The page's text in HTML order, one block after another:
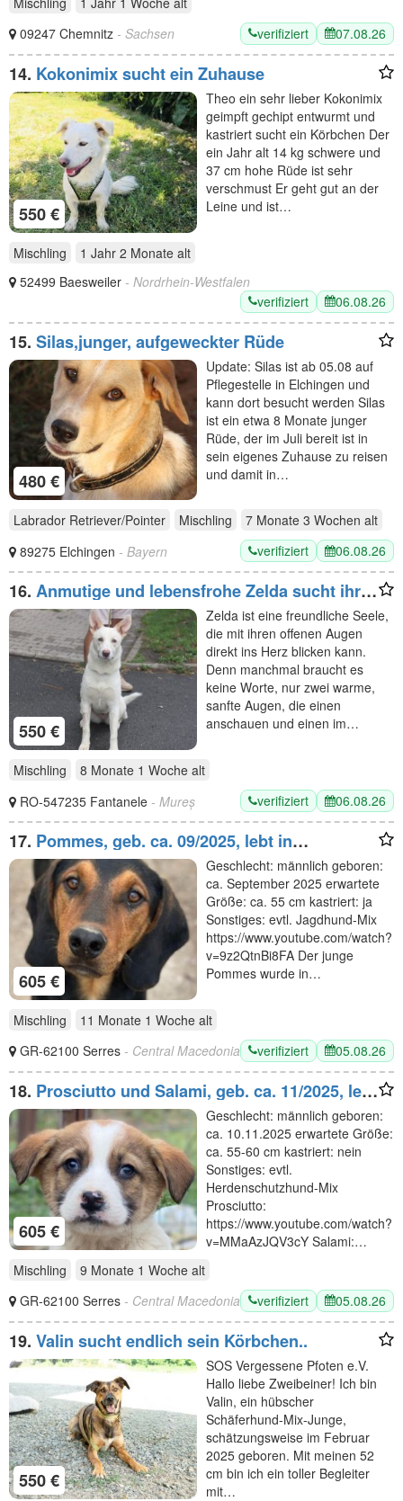
09247 Chemnitz - Sachsen verifiziert 07.08.26
14. Kokonimix sucht ein Zuhause
550 €
Theo ein sehr lieber Kokonimix
geimpft gechipt entwurmt und
kastriert sucht ein Körbchen Der
ein Jahr alt 14 kg schwere und
37 cm hohe Rüde ist sehr
verschmust Er geht gut an der
Leine und ist…
Mischling 1 Jahr 2 Monate alt
52499 Baesweiler - Nordrhein-Westfalen
verifiziert
06.08.26
15. Silas,junger, aufgeweckter Rüde
480 €
Update: Silas ist ab 05.08 auf
Pflegestelle in Elchingen und
kann dort besucht werden Silas
ist ein etwa 8 Monate junger
Rüde, der im Juli bereit ist in
sein eigenes Zuhause zu reisen
und damit in…
Labrador Retriever/Pointer Mischling 7 Monate 3 Wochen alt
89275 Elchingen - Bayern verifiziert 06.08.26
16. Anmutige und lebensfrohe Zelda sucht ihre
Menschen
550 €
Zelda ist eine freundliche Seele,
die mit ihren offenen Augen
direkt ins Herz blicken kann.
Denn manchmal braucht es
keine Worte, nur zwei warme,
sanfte Augen, die einen
anschauen und einen im…
Mischling 8 Monate 1 Woche alt
RO-547235 Fantanele - Mureș verifiziert 06.08.26
17. Pommes, geb. ca. 09/2025, lebt in
GRIECHENLAND, im städt. Tierheim Serres
605 €
Geschlecht: männlich geboren:
ca. September 2025 erwartete
Größe: ca. 55 cm kastriert: ja
Sonstiges: evtl. Jagdhund-Mix
https://www.youtube.com/watch?
v=9z2QtnBi8FA Der junge
Pommes wurde in…
Mischling 11 Monate 1 Woche alt
GR-62100 Serres - Central Macedonia verifiziert 05.08.26
18. Prosciutto und Salami, geb. ca. 11/2025, lebt
in GRIECHENLAND, im städt. Tierheim Serres
605 €
Geschlecht: männlich geboren:
ca. 10.11.2025 erwartete Größe:
ca. 55-60 cm kastriert: nein
Sonstiges: evtl.
Herdenschutzhund-Mix
Prosciutto:
https://www.youtube.com/watch?
v=MMaAzJQV3cY Salami:…
Mischling
9 Monate 1 Woche alt
GR-62100 Serres - Central Macedonia verifiziert 05.08.26
19. Valin sucht endlich sein Körbchen..
550 €
SOS Vergessene Pfoten e.V.
Hallo liebe Zweibeiner! Ich bin
Valin, ein hübscher
Schäferhund-Mix-Junge,
schätzungsweise im Februar
2025 geboren. Mit meinen 52
cm bin ich ein toller Begleiter
mit…